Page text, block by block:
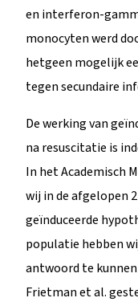
en interferon-
monocyten werd
hetgeen mogelijk
tegen secundaire
De werking van
na resuscitatie is
In het Academisch
wij in de afgelopen
geïnduceerde
populatie hebben
antwoord te
Frietman et al.